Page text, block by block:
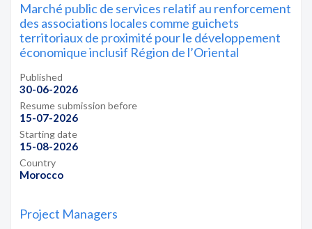
Marché public de services relatif au renforcement
des associations locales comme guichets
territoriaux de proximité pour le développement
économique inclusif Région de l’Oriental
Published
30-06-2026
Resume submission before
15-07-2026
Starting date
15-08-2026
Country
Morocco
Project Managers